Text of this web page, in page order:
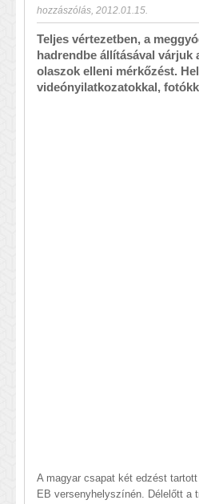
hozzászólás 2012.01.15.
Teljes vértezetben, a
hadrendbe állításával várjuk
olaszok elleni mérkőzést.
videónyilatkozatokkal,
A magyar csapat két edzést
EB versenyhelyszínén. Délelőtt a